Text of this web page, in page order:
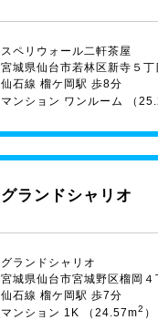
スペリウォール二軒茶屋
宮城県仙台市若林区新寺５丁
仙石線 榴ケ岡駅 歩8分
マンション ワンルーム （
グランドシャリオ
グランドシャリオ
宮城県仙台市宮城野区榴岡４
仙石線 榴ケ岡駅 歩7分
マンション 1K （24.57m2